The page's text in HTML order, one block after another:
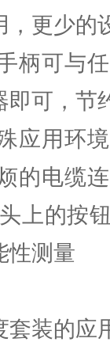
，更少的
柄可与
即可，节
应用环
的电缆
上的按
性测量
套装的应